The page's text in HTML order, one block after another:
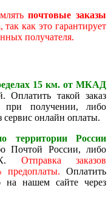
почтовые заказы
так как это гарантирует
получателя.
15 км. от МКАД
Оплатить такой заказ
получении, либо
сервис онлайн оплаты.
территории России
Почтой России, либо
Отправка заказов
предоплаты. Оплатить
на нашем сайте через